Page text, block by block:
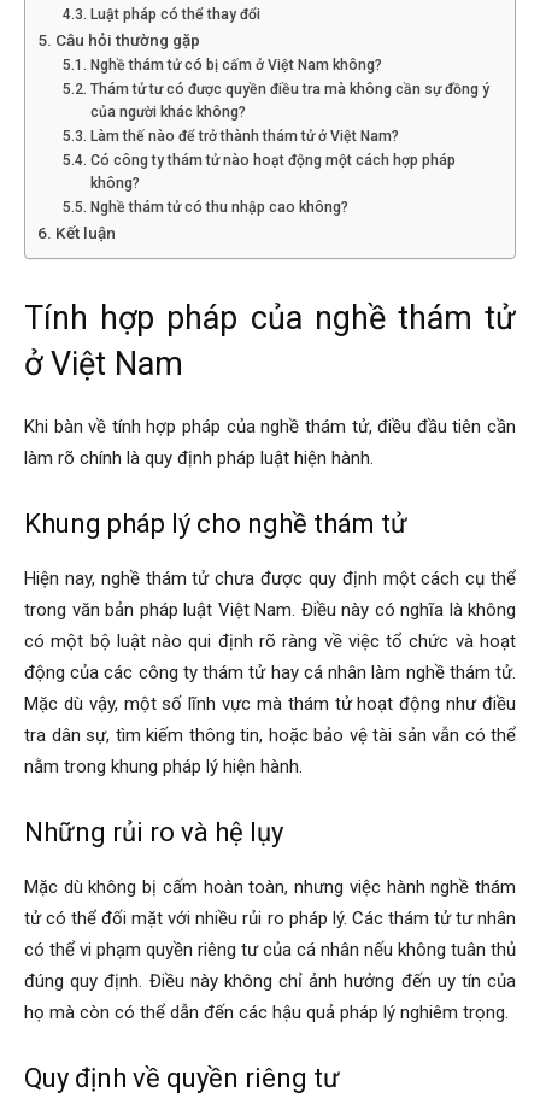
phong,
van
phong
phong,
văn
Luật pháp có thể thay đổi
Câu hỏi thường gặp
Nghề thám tử có bị cấm ở Việt Nam không?
Thám tử tư có được quyền điều tra mà không cần sự đồng ý
của người khác không?
Làm thế nào để trở thành thám tử ở Việt Nam?
Có công ty thám tử nào hoạt động một cách hợp pháp
không?
Nghề thám tử có thu nhập cao không?
Kết luận
Tính hợp pháp của nghề thám tử
ở Việt Nam
Khi bàn về tính hợp pháp của nghề thám tử, điều đầu tiên cần
làm rõ chính là quy định pháp luật hiện hành.
Khung pháp lý cho nghề thám tử
Hiện nay, nghề thám tử chưa được quy định một cách cụ thể
trong văn bản pháp luật Việt Nam. Điều này có nghĩa là không
có một bộ luật nào qui định rõ ràng về việc tổ chức và hoạt
động của các công ty thám tử hay cá nhân làm nghề thám tử.
Mặc dù vậy, một số lĩnh vực mà thám tử hoạt động như điều
tra dân sự, tìm kiếm thông tin, hoặc bảo vệ tài sản vẫn có thể
nằm trong khung pháp lý hiện hành.
Những rủi ro và hệ lụy
Mặc dù không bị cấm hoàn toàn, nhưng việc hành nghề thám
tử có thể đối mặt với nhiều rủi ro pháp lý. Các thám tử tư nhân
có thể vi phạm quyền riêng tư của cá nhân nếu không tuân thủ
đúng quy định. Điều này không chỉ ảnh hưởng đến uy tín của
họ mà còn có thể dẫn đến các hậu quả pháp lý nghiêm trọng.
Quy định về quyền riêng tư